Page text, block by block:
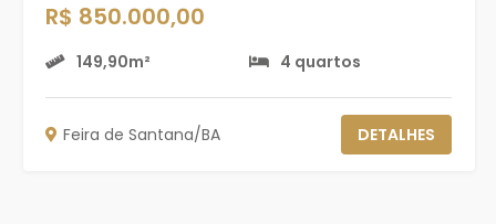
R$ 850.000,00
149,90m² 4 quartos
Feira de Santana/BA DETALHES